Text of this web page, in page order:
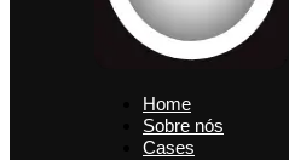
Home
Sobre nós
Cases